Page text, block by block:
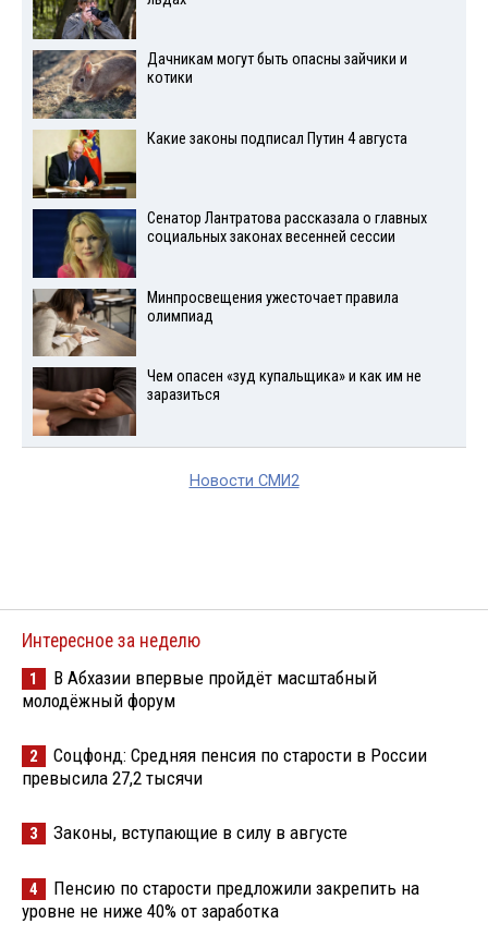
Дачникам могут быть опасны зайчики и
котики
Какие законы подписал Путин 4 августа
Сенатор Лантратова рассказала о главных
социальных законах весенней сессии
Минпросвещения ужесточает правила
олимпиад
Чем опасен «зуд купальщика» и как им не
заразиться
Новости СМИ2
Интересное за неделю
1
В Абхазии впервые пройдёт масштабный
молодёжный форум
2
Соцфонд: Средняя пенсия по старости в России
превысила 27,2 тысячи
3 Законы, вступающие в силу в августе
4
Пенсию по старости предложили закрепить на
уровне не ниже 40% от заработка